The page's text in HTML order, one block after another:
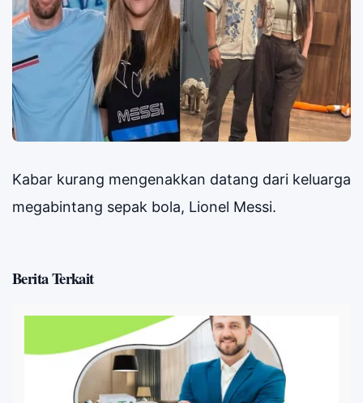
Kabar kurang mengenakkan datang dari keluarga
megabintang sepak bola, Lionel Messi.
Berita Terkait